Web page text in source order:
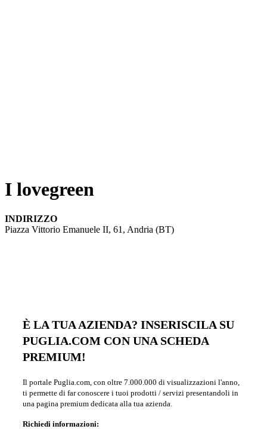
I lovegreen
INDIRIZZO
Piazza Vittorio Emanuele II, 61, Andria (BT)
È LA TUA AZIENDA? INSERISCILA SU
PUGLIA.COM CON UNA SCHEDA
PREMIUM!
Il portale Puglia.com, con oltre 7.000.000 di visualizzazioni l'anno,
ti permette di far conoscere i tuoi prodotti / servizi presentandoli in
una pagina premium dedicata alla tua azienda.
Richiedi informazioni: